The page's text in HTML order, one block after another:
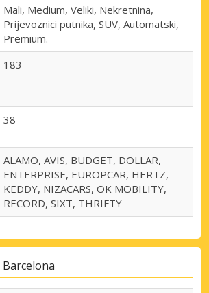
Mali, Medium, Veliki, Nekretnina,
Prijevoznici putnika, SUV, Automatski,
Premium.
183
38
ALAMO, AVIS, BUDGET, DOLLAR,
ENTERPRISE, EUROPCAR, HERTZ,
KEDDY, NIZACARS, OK MOBILITY,
RECORD, SIXT, THRIFTY
Barcelona